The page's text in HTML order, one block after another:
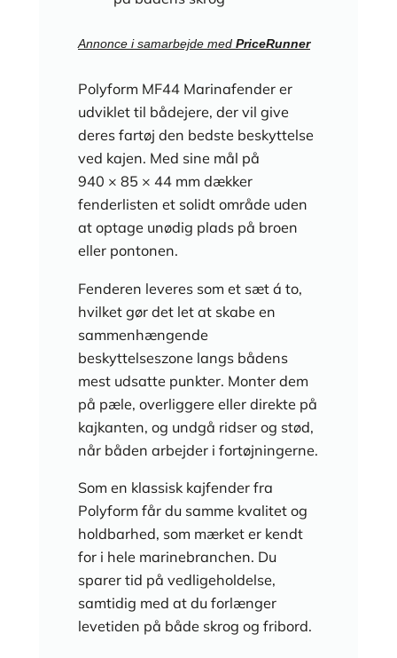
Annonce i samarbejde med PriceRunner
Polyform MF44 Marinafender er
udviklet til bådejere, der vil give
deres fartøj den bedste beskyttelse
ved kajen. Med sine mål på
940 × 85 × 44 mm dækker
fenderlisten et solidt område uden
at optage unødig plads på broen
eller pontonen.
Fenderen leveres som et sæt á to,
hvilket gør det let at skabe en
sammenhængende
beskyttelseszone langs bådens
mest udsatte punkter. Monter dem
på pæle, overliggere eller direkte på
kajkanten, og undgå ridser og stød,
når båden arbejder i fortøjningerne.
Som en klassisk kajfender fra
Polyform får du samme kvalitet og
holdbarhed, som mærket er kendt
for i hele marinebranchen. Du
sparer tid på vedligeholdelse,
samtidig med at du forlænger
levetiden på både skrog og fribord.